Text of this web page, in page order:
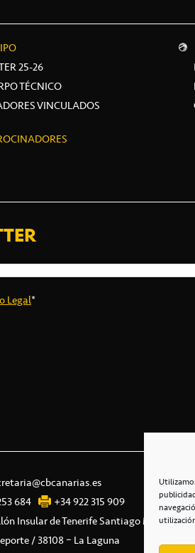
25-26
TÉCNICO
VINCULADOS
Legal*
684
+34 922 315 909
Insular de Tenerife Santiago Martín
/ 38108 – La Laguna